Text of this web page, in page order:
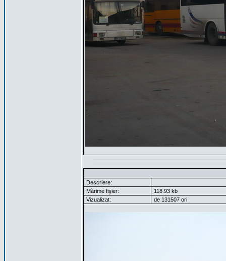
Descriere:
Mărime fişier:
118.93 kb
Vizualizat:
de 131507 ori